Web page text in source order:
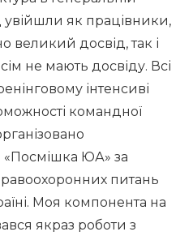
увійшли як працівники,
великий досвід, так і
не мають досвіду. Всі
інтенсиві
командної
ЮА» за
питань
Моя компонента на
якраз роботи з